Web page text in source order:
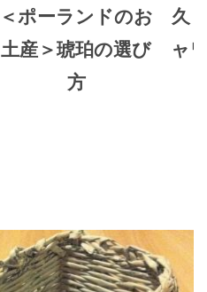
＜ポーランドのお
土産＞琥珀の選び
方
久
ャ